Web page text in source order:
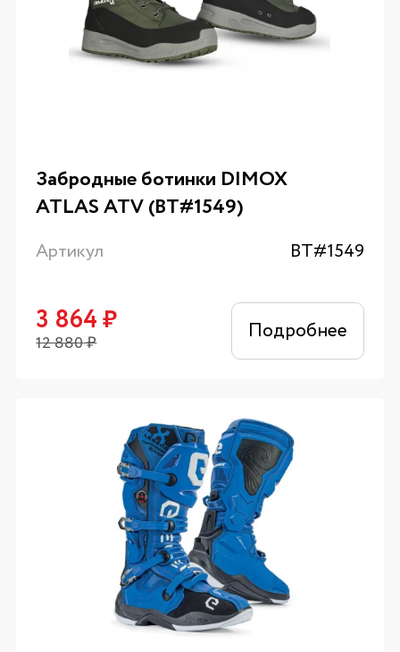
Забродные ботинки DIMOX
ATLAS ATV (BT#1549)
Артикул BT#1549
3 864₽
12 880₽ Подробнее